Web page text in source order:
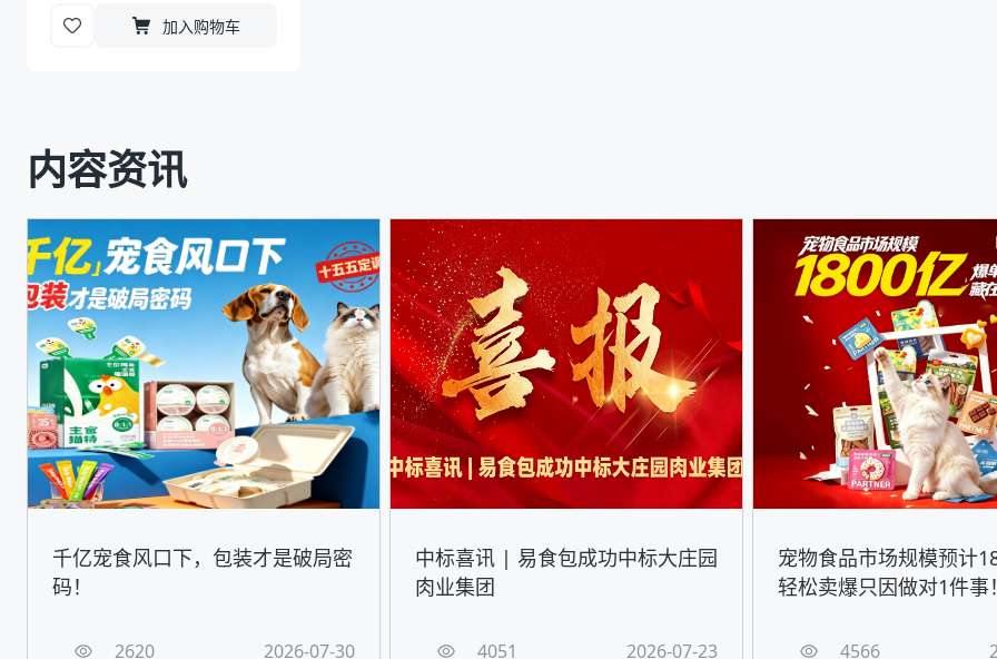
加入购物车
内容资讯
千亿宠食风口下，包装才是破局密
码！
2620 2026-07-30
中标喜讯 | 易食包成功中标大庄园
肉业集团
4051 2026-07-23
宠物食品市场规模预计
轻松卖爆只因做对1件事
4566